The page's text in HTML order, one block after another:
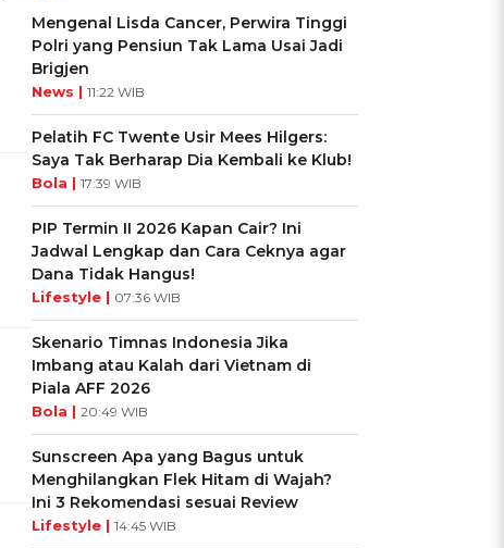
Mengenal Lisda Cancer, Perwira Tinggi
Polri yang Pensiun Tak Lama Usai Jadi
Brigjen
News | 11:22 WIB
Pelatih FC Twente Usir Mees Hilgers:
Saya Tak Berharap Dia Kembali ke Klub!
Bola | 17:39 WIB
PIP Termin II 2026 Kapan Cair? Ini
Jadwal Lengkap dan Cara Ceknya agar
Dana Tidak Hangus!
Lifestyle | 07:36 WIB
Skenario Timnas Indonesia Jika
Imbang atau Kalah dari Vietnam di
Piala AFF 2026
Bola | 20:49 WIB
Sunscreen Apa yang Bagus untuk
Menghilangkan Flek Hitam di Wajah?
Ini 3 Rekomendasi sesuai Review
Lifestyle | 14:45 WIB